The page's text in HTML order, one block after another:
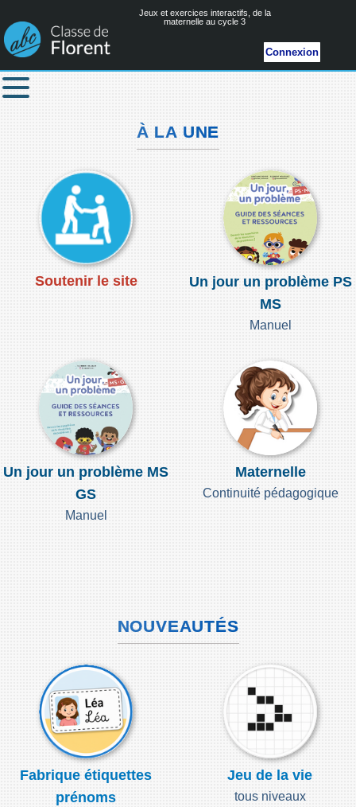
Jeux et exercices interactifs, de la
maternelle au cycle 3
Connexion
À LA UNE
Soutenir le site
Un jour un problème PS
MS
Manuel
Un jour un problème MS
GS
Manuel
Maternelle
Continuité pédagogique
NOUVEAUTÉS
Fabrique étiquettes
prénoms
Jeu de la vie
tous niveaux